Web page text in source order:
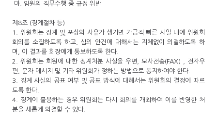
마. 임원의 직무수행 중 규정 위반
제8조 (징계절차 등)
1. 위원회는 징계 및 포상의 사유가 생기면 가급적 빠른 시일 내에 위원회
회의를 소집하도록 하고, 심의 안건에 대해서는 지체없이 의결하도록 하
며, 이 결과를 회장에게 통보하도록 한다.
2. 위원회는 회원에 대한 징계처분 사실을 우편, 모사전송(FAX) , 전자우
편, 문자 메시지 및 기타 위원회가 정하는 방법으로 통지하여야 한다.
3. 징계 사실의 공표 여부 및 공표 방식에 대해서는 위원회의 결정에 따르
도록 한다.
4. 징계에 불응하는 경우 위원회는 다시 회의를 개최하여 이를 반영한 처
분을 새롭게 의결할 수 있다.